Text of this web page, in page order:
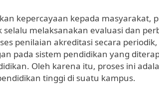
kepercayaan kepada masyarakat,
melaksanakan evaluasi dan
penilaian akreditasi secara
pada sistem pendidikan yang
Oleh karena itu, proses ini
tinggi di suatu kampus.